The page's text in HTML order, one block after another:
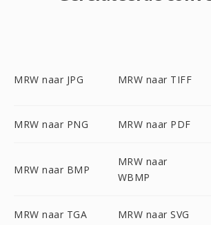
MRW naar JPG MRW naar TIFF
MRW naar PNG MRW naar PDF
MRW naar BMP
MRW naar
WBMP
MRW naar TGA MRW naar SVG